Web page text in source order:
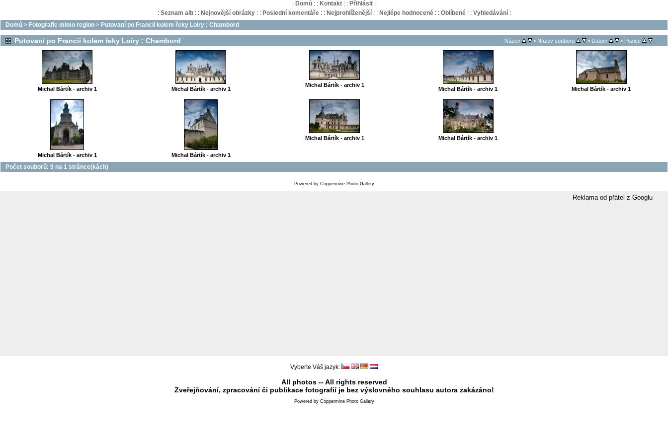
: Domů : : Kontakt : : Přihlásit :
: Seznam alb: : Nejnovější obrázky: : Poslední komentáře: : Nejprohlíženější: : Nejlépe hodnocené: : Oblíbené: : Vyhledávání:
Domů > Fotografie mimo region > Putovaní po Francii kolem řeky Loiry : Chambord
Putovaní po Francii kolem řeky Loiry : Chambord Název • Název souboru • Datum • Pozice
Michal Bártík - archiv 1 Michal Bártík - archiv 1
Michal Bártík - archiv 1
Michal Bártík - archiv 1 Michal Bártík - archiv 1
Michal Bártík - archiv 1 Michal Bártík - archiv 1
Michal Bártík - archiv 1 Michal Bártík - archiv 1
Počet souborů: 9 na 1 stránce(kách)
Powered by Coppermine Photo Gallery
Reklama od přátel z Googlu
Vyberte Váš jazyk:
All photos -- All rights reserved
Zveřejňování, zpracování či publikace fotografií je bez výslovného souhlasu autora zakázáno!
Powered by Coppermine Photo Gallery